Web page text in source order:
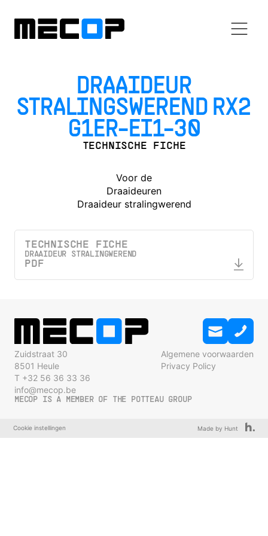
DRAAIDEUR
STRALINGSWEREND RX2
G1ER-EI1-30
TECHNISCHE FICHE
Voor de
Draaideuren
Draaideur stralingwerend
TECHNISCHE FICHE
DRAAIDEUR STRALINGWEREND
PDF
Zuidstraat 30
8501 Heule
T +32 56 36 33 36
info@mecop.be
Algemene voorwaarden
Privacy Policy
MECOP IS A MEMBER OF THE POTTEAU GROUP
Cookie instellingen Made by Hunt